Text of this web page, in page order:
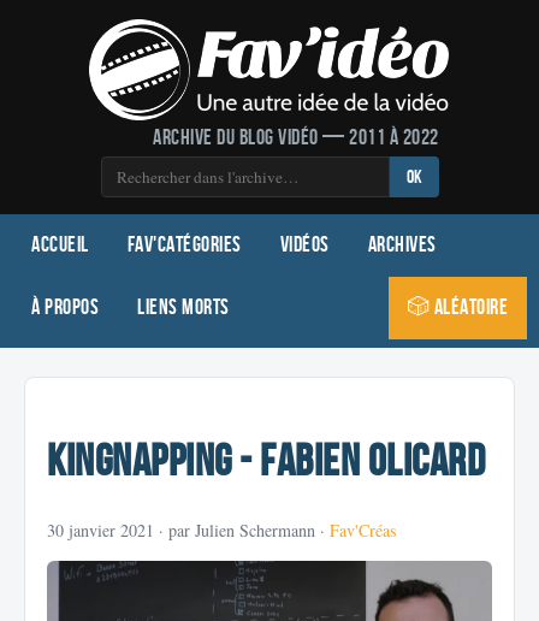
Archive du blog vidéo — 2011 à 2022
OK
Accueil Fav'Catégories Vidéos Archives
À propos Liens morts 🎲 Aléatoire
KingNapping - Fabien Olicard
30 janvier 2021 · par Julien Schermann · Fav'Créas